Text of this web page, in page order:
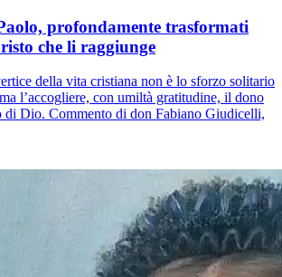
profondamente trasformati
che li raggiunge
della vita cristiana non è lo sforzo solitario
l’accogliere, con umiltà gratitudine, il dono
di Dio. Commento di don Fabiano Giudicelli,